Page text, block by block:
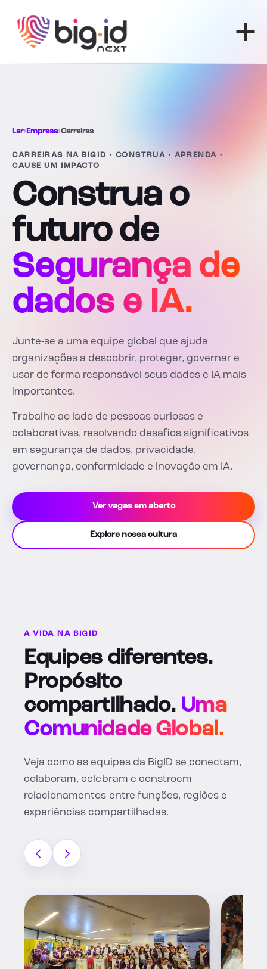
Lar› Empresa›Carreiras
CARREIRAS NA BIGID • CONSTRUA • APRENDA •
CAUSE UM IMPACTO
Construa o
futuro de
Segurança de
dados e IA.
Junte-se a uma equipe global que ajuda
organizações a descobrir, proteger, governar e
usar de forma responsável seus dados e IA mais
importantes.
Trabalhe ao lado de pessoas curiosas e
colaborativas, resolvendo desafios significativos
em segurança de dados, privacidade,
governança, conformidade e inovação em IA.
Ver vagas em aberto
Explore nossa cultura
A VIDA NA BIGID
Equipes diferentes.
Propósito
compartilhado. Uma
Comunidade Global.
Veja como as equipes da BigID se conectam,
colaboram, celebram e constroem
relacionamentos entre funções, regiões e
experiências compartilhadas.